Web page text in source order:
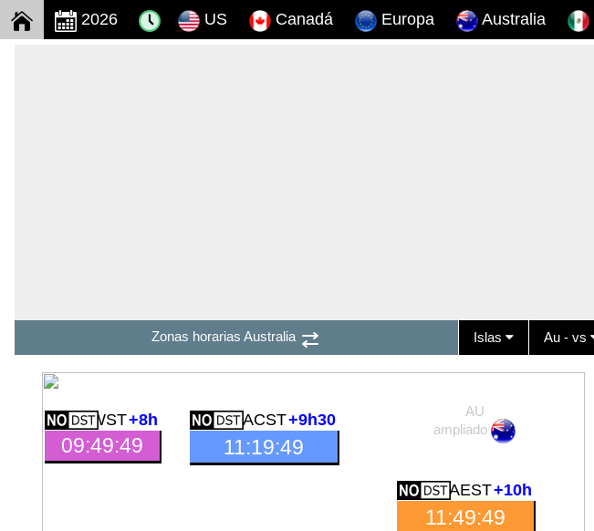
2026 US Canadá Europa Australia
Au - vs
Islas
Zonas horarias Australia
AEST+10h
11:49:50
ACST+9h30
11:19:50
AWST+8h
09:49:50
AU
ampliado